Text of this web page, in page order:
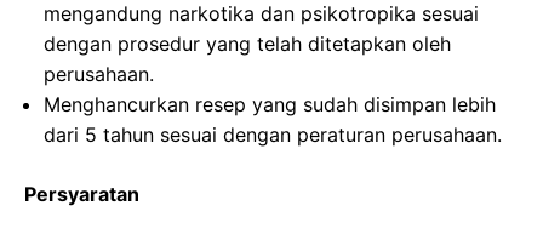
mengandung narkotika dan psikotropika sesuai
dengan prosedur yang telah ditetapkan oleh
perusahaan.
Menghancurkan resep yang sudah disimpan lebih
dari 5 tahun sesuai dengan peraturan perusahaan.
Persyaratan